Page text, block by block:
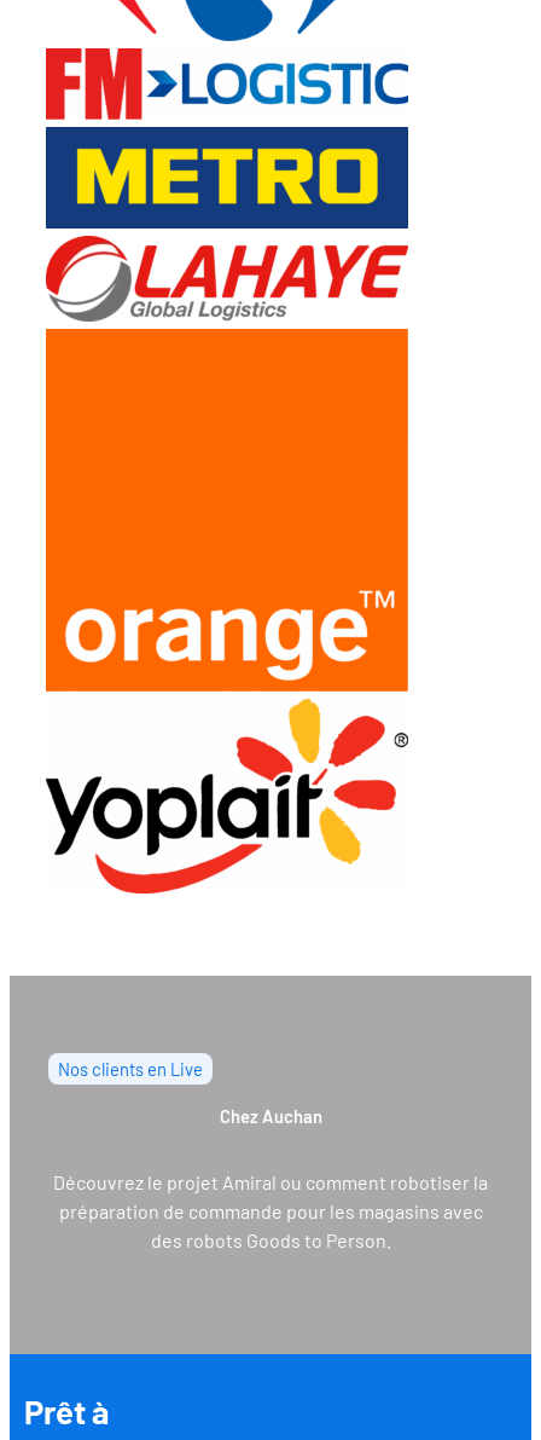
Nos clients en Live
Chez Auchan
Découvrez le projet Amiral ou comment robotiser la
préparation de commande pour les magasins avec
des robots Goods to Person.
Prêt à